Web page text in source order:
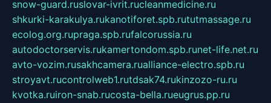
snow-guard.ruslovar-ivrit.rucleanmedicine.ru
shkurki-karakulya.rukanotiforet.spb.rututmassage.ru
ecolog.org.rupraga.spb.rufalcorussia.ru
autodoctorservis.rukamertondom.spb.runet-life.net.ru
avto-vozim.rusakhcamera.rualliance-electro.spb.ru
stroyavt.rucontrolweb1.rutdsak74.rukinzozo-ru.ru
kvotka.ruiron-snab.rucosta-bella.rueugrus.pp.ru